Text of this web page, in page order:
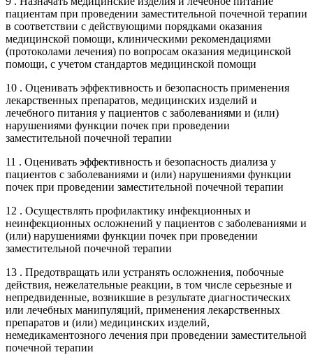
пациентам при проведении заместительной почечной терапии
в соответствии с действующими порядками оказания
медицинской помощи, клиническими рекомендациями
(протоколами лечения) по вопросам оказания медицинской
помощи, с учетом стандартов медицинской помощи
10 . Оценивать эффективность и безопасность применения
лекарственных препаратов, медицинских изделий и
лечебного питания у пациентов с заболеваниями и (или)
нарушениями функции почек при проведении
заместительной почечной терапии
11 . Оценивать эффективность и безопасность диализа у
пациентов с заболеваниями и (или) нарушениями функции
почек при проведении заместительной почечной терапии
12 . Осуществлять профилактику инфекционных и
неинфекционных осложнений у пациентов с заболеваниями и
(или) нарушениями функции почек при проведении
заместительной почечной терапии
13 . Предотвращать или устранять осложнения, побочные
действия, нежелательные реакции, в том числе серьезные и
непредвиденные, возникшие в результате диагностических
или лечебных манипуляций, применения лекарственных
препаратов и (или) медицинских изделий,
немедикаментозного лечения при проведении заместительной
почечной терапии